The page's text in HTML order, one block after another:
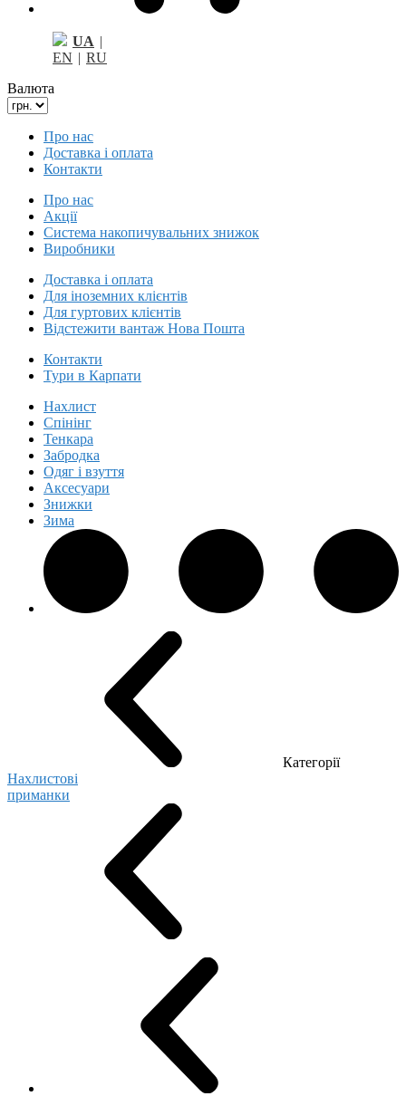
UA |
EN | RU
Валюта
Про нас
Доставка і оплата
Контакти
Про нас
Акції
Система накопичувальних знижок
Виробники
Доставка і оплата
Для іноземних клієнтів
Для гуртових клієнтів
Відстежити вантаж Нова Пошта
Контакти
Тури в Карпати
Нахлист
Спінінг
Тенкара
Забродка
Одяг і взуття
Аксесуари
Знижки
Зима
Категорії
Нахлистові
приманки